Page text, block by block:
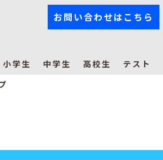
お問い合わせはこちら
小学生 中学生 高校生 テスト